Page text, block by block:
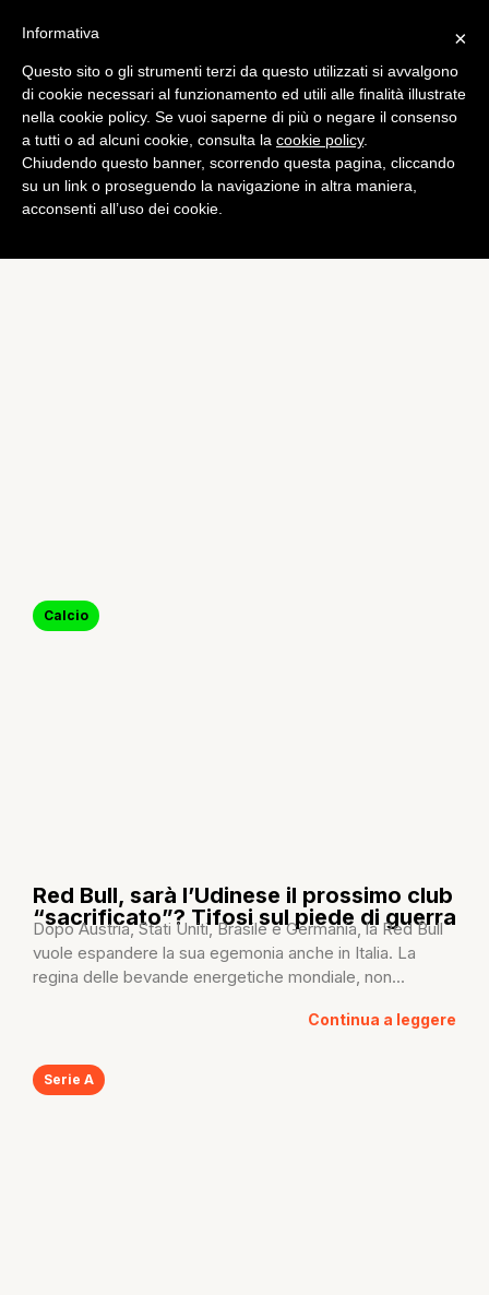
Calcio
Red Bull, sarà l’Udinese il prossimo club
“sacrificato”? Tifosi sul piede di guerra
Dopo Austria, Stati Uniti, Brasile e Germania, la Red Bull
vuole espandere la sua egemonia anche in Italia. La
regina delle bevande energetiche mondiale, non...
Continua a leggere
Serie A
×
Informativa
Questo sito o gli strumenti terzi da questo utilizzati si avvalgono
di cookie necessari al funzionamento ed utili alle finalità illustrate
nella cookie policy. Se vuoi saperne di più o negare il consenso
a tutti o ad alcuni cookie, consulta la cookie policy.
Chiudendo questo banner, scorrendo questa pagina, cliccando
su un link o proseguendo la navigazione in altra maniera,
acconsenti all’uso dei cookie.